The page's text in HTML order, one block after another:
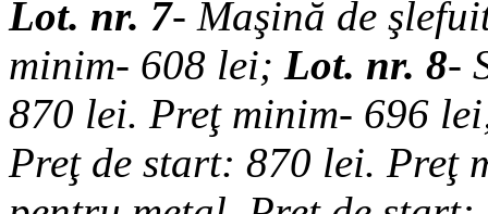
Lot. nr. 7- Maşină de
minim- 608 lei; Lot. nr. 8-
870 lei. Preţ minim- 696 lei
Preţ de start: 870 lei. Preţ